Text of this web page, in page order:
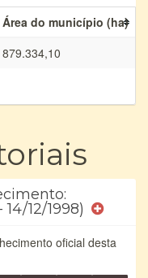
Área do município (ha)
879.334,10
12/1998)
oficial desta